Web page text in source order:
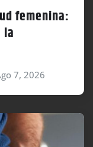
femenina:
la
7, 2026